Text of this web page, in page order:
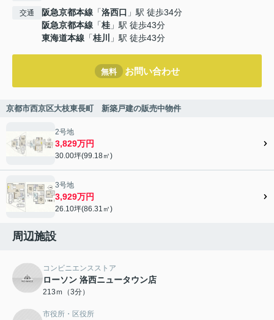
交通 阪急京都本線 「洛西口 」駅 徒歩34分
阪急京都本線 「桂 」駅 徒歩43分
東海道本線 「桂川 」駅 徒歩43分
無料 お問い合わせ
京都市西京区大枝東長町 新築戸建の販売中物件
2号地
3,829万円
30.00坪(99.18㎡)
3号地
3,929万円
26.10坪(86.31㎡)
周辺施設
コンビニエンスストア
ローソン 洛西ニュータウン店
213ｍ（3分）
市役所・区役所